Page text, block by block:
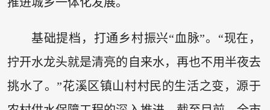
基础提档，打通乡村振兴“血脉”。“现在，
拧开水龙头就是清亮的自来水，再也不用半夜去
挑水了。”花溪区镇山村村民的生活之变，源于